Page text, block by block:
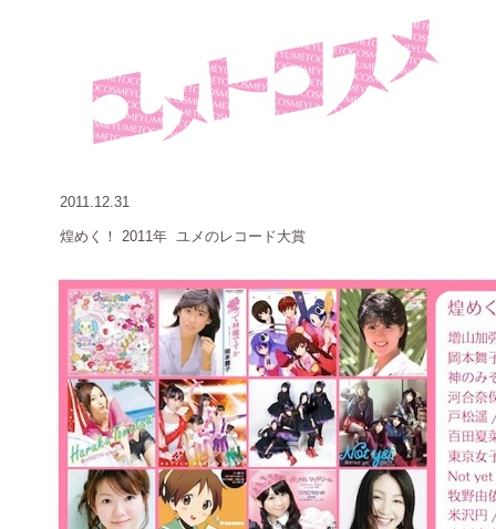
2011.12.31
煌めく！ 2011年 ユメのレコード大賞